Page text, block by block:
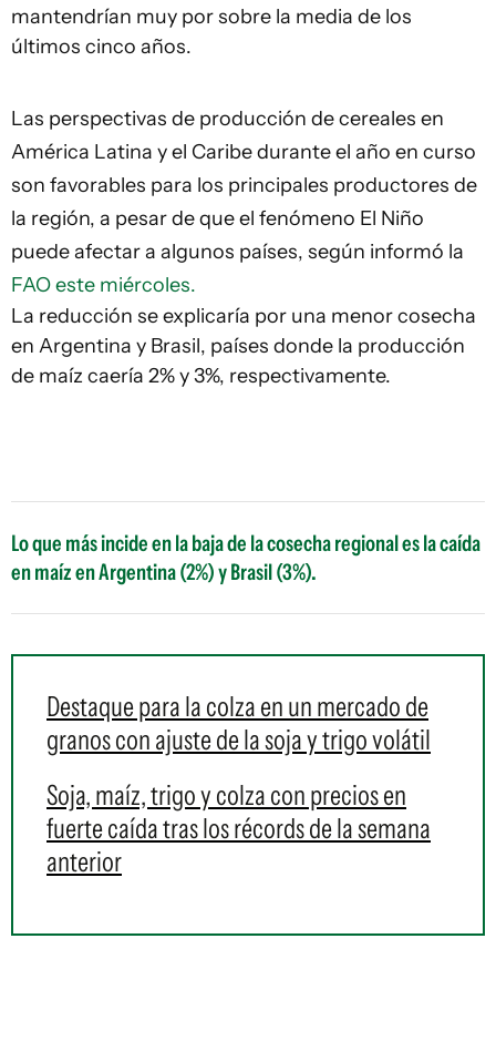
mantendrían muy por sobre la media de los
últimos cinco años.
Las perspectivas de producción de cereales en
América Latina y el Caribe durante el año en curso
son favorables para los principales productores de
la región, a pesar de que el fenómeno El Niño
puede afectar a algunos países, según informó la
FAO este miércoles.
La reducción se explicaría por una menor cosecha
en Argentina y Brasil, países donde la producción
de maíz caería 2% y 3%, respectivamente.
Lo que más incide en la baja de la cosecha regional es la caída
en maíz en Argentina (2%) y Brasil (3%).
Destaque para la colza en un mercado de
granos con ajuste de la soja y trigo volátil
Soja, maíz, trigo y colza con precios en
fuerte caída tras los récords de la semana
anterior